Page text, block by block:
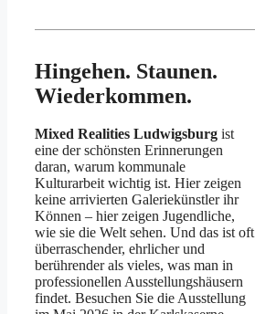
Hingehen. Staunen.
Wiederkommen.
Mixed Realities Ludwigsburg ist
eine der schönsten Erinnerungen
daran, warum kommunale
Kulturarbeit wichtig ist. Hier zeigen
keine arrivierten Galeriekünstler ihr
Können – hier zeigen Jugendliche,
wie sie die Welt sehen. Und das ist oft
überraschender, ehrlicher und
berührender als vieles, was man in
professionellen Ausstellungshäusern
findet. Besuchen Sie die Ausstellung